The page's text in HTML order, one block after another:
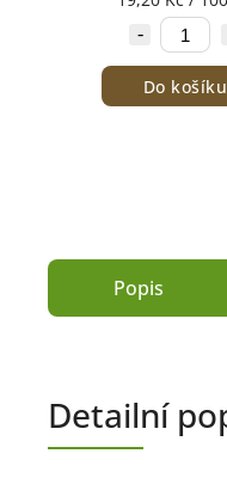
Do košíku
Popis
Detailní